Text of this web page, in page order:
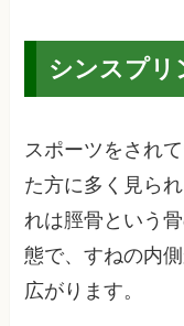
シンスプリ
スポーツをされ
た方に多く見ら
れは脛骨という
態で、すねの内
広がります。